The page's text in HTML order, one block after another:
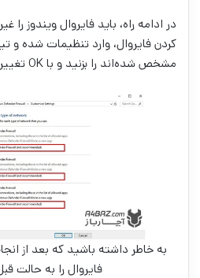
در ادامه راه، باید فایروال ویندوز را
کردن فایروال، وارد تنظیمات شده و
مشخص شده‌اند را بزنید و با OK تغییرات را ذخیره کنید.
به خاطر داشته باشید که بعد از
فایروال را به حالت